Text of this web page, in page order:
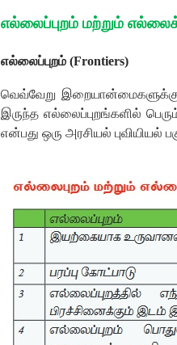
எல்லைப்புறம் மற்றும்
எல்லைப்புறம் (Frontiers)
வெவ்வேறு இறையான்மைகளுக்கு
இருந்த எல்லைப்புறங்களில்
என்பது ஒரு அரசியல் புவியியல்